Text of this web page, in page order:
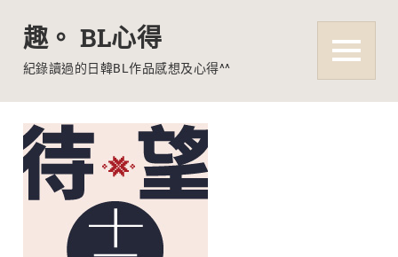
content
趣。 BL心得
紀錄讀過的日韓BL作品感想及心得^^ MENU